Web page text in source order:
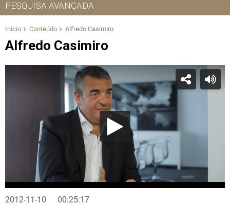
PESQUISA AVANÇADA
Início Conteúdo Alfredo Casimiro
Alfredo Casimiro
2012-11-10 00:25:17